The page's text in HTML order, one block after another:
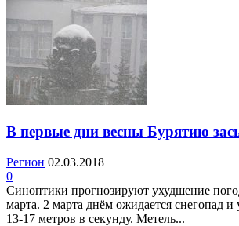
В первые дни весны Бурятию
Регион 02.03.2018
0
Синоптики прогнозируют ухудшение
марта. 2 марта днём ожидается снегопад и
13-17 метров в секунду. Метель...